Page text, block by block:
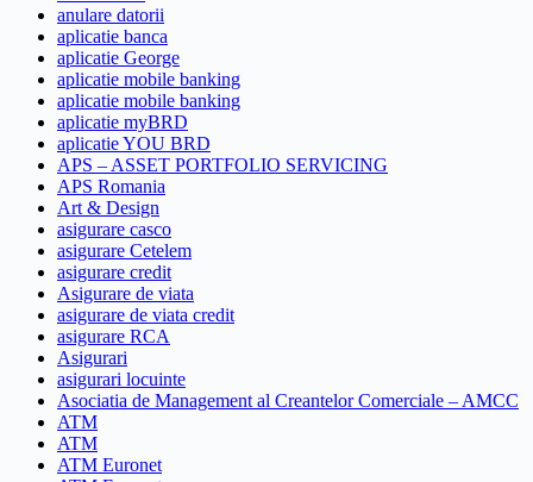
anulare datorii
aplicatie banca
aplicatie George
aplicatie mobile banking
aplicatie mobile banking
aplicatie myBRD
aplicatie YOU BRD
APS – ASSET PORTFOLIO SERVICING
APS Romania
Art & Design
asigurare casco
asigurare Cetelem
asigurare credit
Asigurare de viata
asigurare de viata credit
asigurare RCA
Asigurari
asigurari locuinte
Asociatia de Management al Creantelor Comerciale – AMCC
ATM
ATM
ATM Euronet